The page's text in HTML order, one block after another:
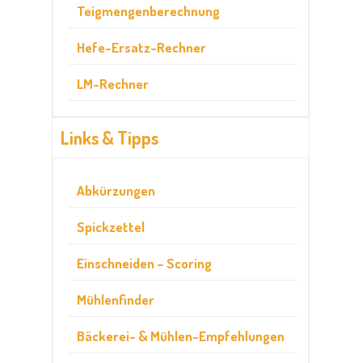
Teigmengenberechnung
Hefe-Ersatz-Rechner
LM-Rechner
Links & Tipps
Abkürzungen
Spickzettel
Einschneiden – Scoring
Mühlenfinder
Bäckerei- & Mühlen-Empfehlungen